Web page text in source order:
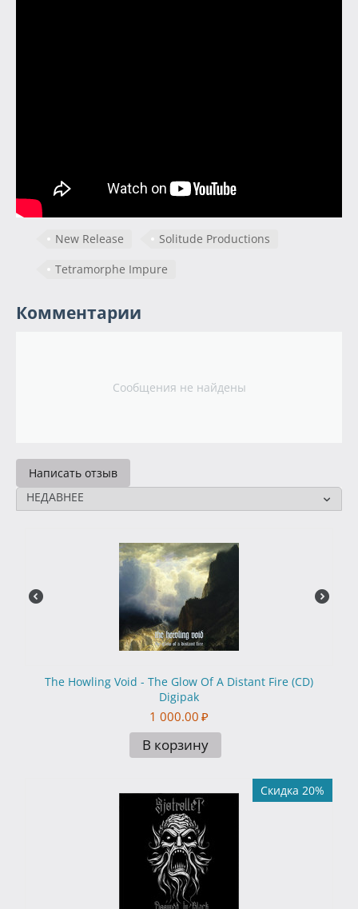
New Release
Solitude Productions
Tetramorphe Impure
Комментарии
Сообщения не найдены
Написать отзыв
НЕДАВНЕЕ
The Howling Void - The Glow Of A Distant Fire (CD)
Digipak
1 000.00 ₽
В корзину
Скидка 20%